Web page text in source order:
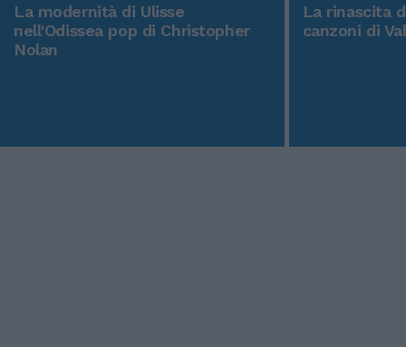
La modernità di Ulisse
nell'Odissea pop di Christopher
Nolan
La rinascita
canzoni di